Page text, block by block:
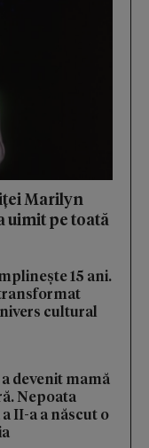
Marilyn
uimit pe toată
15 ani.
cultural
devenit mamă
Nepoata
II-a a născut o